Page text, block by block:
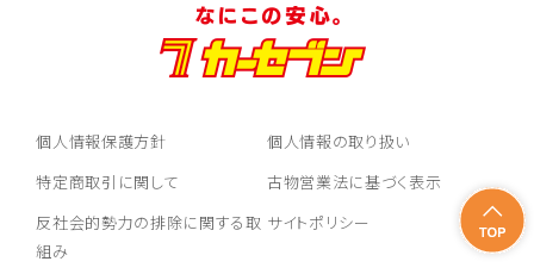
個人情報保護方針
個人情報の取り扱い
特定商取引に関して
古物営業法に基づく表示
反社会的勢力の排除に関する取
組み
サイトポリシー